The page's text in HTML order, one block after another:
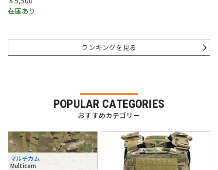
在庫あり
ランキングを見る
POPULAR CATEGORIES
おすすめカテゴリー
マルチカム
Multicam